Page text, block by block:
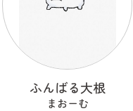
ふんばる大根
まおーむ